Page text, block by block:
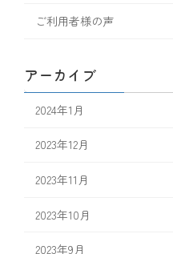
ご利用者様の声
アーカイブ
2024年1月
2023年12月
2023年11月
2023年10月
2023年9月